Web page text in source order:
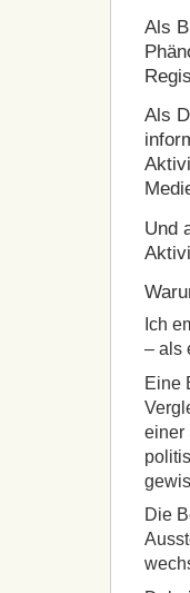
Als
Als
Und
Ich
– als
Eine
einer
Die